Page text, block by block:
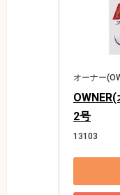
オーナー
2号
13103